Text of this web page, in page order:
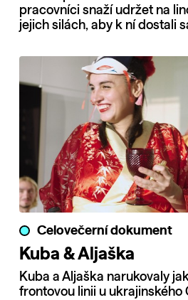
pracovníci snaží udržet na
jejich silách, aby k ní dostali
Celovečerní dokument
Kuba & Aljaška
Kuba a Aljaška narukovaly
frontovou linii u ukrajinského